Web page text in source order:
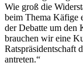
Wie groß die
beim Thema Käfige
der Debatte um den
brauchen wir eine
Ratspräsidentschaft
antreten.“